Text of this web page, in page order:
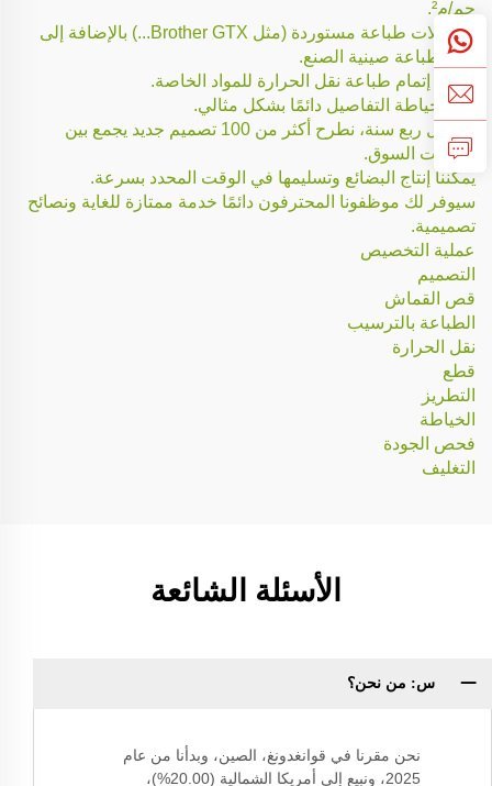
جم/م².
لدينا آلات طباعة مستوردة (مثل Brother GTX...) بالإضافة إلى
آلات طباعة صينية الصنع.
يمكننا إتمام طباعة نقل الحرارة للمواد الخاصة.
نُنجز خياطة التفاصيل دائمًا بشكل مثالي.
في كل ربع سنة، نطرح أكثر من 100 تصميم جديد يجمع بين
اتجاهات السوق.
يمكننا إنتاج البضائع وتسليمها في الوقت المحدد بسرعة.
سيوفر لك موظفونا المحترفون دائمًا خدمة ممتازة للغاية ونصائح
تصميمية.
عملية التخصيص
التصميم
قص القماش
الطباعة بالترسيب
نقل الحرارة
قطع
التطريز
الخياطة
فحص الجودة
التغليف
الأسئلة الشائعة
س: من نحن؟
نحن مقرنا في قوانغدونغ، الصين، وبدأنا من عام
2025، ونبيع إلى أمريكا الشمالية (20.00%)،